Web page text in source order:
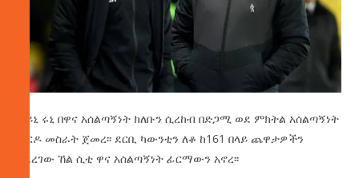
ዋይኒ ሩኒ በዋና አሰልጣኝነት ክለቡን ሲረከብ በድጋሚ ወደ ምክትል አሰልጣኝነት
ወርዶ መስራት ጀመረ፡፡ ደርቢ ካውንቲን ለቆ ከ161 በላይ ጨዋታዎችን
ላደረገው ኸል ሲቲ ዋና አሰልጣኝነት ፊርማውን አኖረ፡፡